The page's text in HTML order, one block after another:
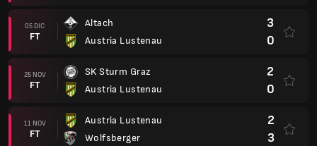
05 DIC
FT
Altach
Austria Lustenau
3
0
25 NOV
FT
SK Sturm Graz
Austria Lustenau
2
0
11 NOV
FT
Austria Lustenau
Wolfsberger
2
3